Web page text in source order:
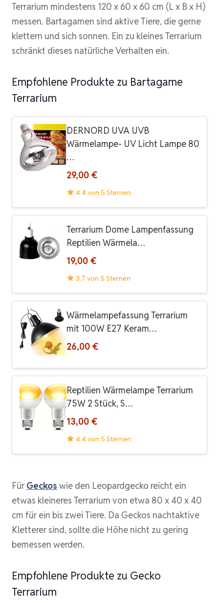
Terrarium mindestens 120 x 60 x 60 cm (L x B x H)
messen. Bartagamen sind aktive Tiere, die gerne
klettern und sich sonnen. Ein zu kleines Terrarium
schränkt dieses natürliche Verhalten ein.
Empfohlene Produkte zu Bartagame
Terrarium
DERNORD UVA UVB
Wärmelampe- UV Licht Lampe 80
…
29,00 €
4.4 von 5 Sternen
Terrarium Dome Lampenfassung
Reptilien Wärmela…
19,00 €
3.7 von 5 Sternen
Wärmelampefassung Terrarium
mit 100W E27 Keram…
26,00 €
Reptilien Wärmelampe Terrarium
75W 2 Stück, S…
13,00 €
4.4 von 5 Sternen
FürGeckos wie den Leopardgecko reicht ein
etwas kleineres Terrarium von etwa 80 x 40 x 40
cm für ein bis zwei Tiere. Da Geckos nachtaktive
Kletterer sind, sollte die Höhe nicht zu gering
bemessen werden.
Empfohlene Produkte zu Gecko
Terrarium